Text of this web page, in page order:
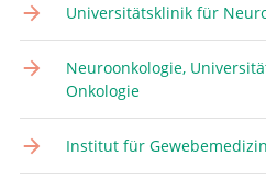
Universitätsklinik für
Neuroonkologie,
Onkologie
Institut für